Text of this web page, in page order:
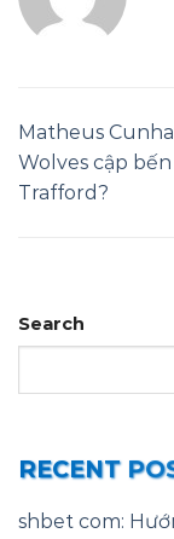
Matheus
Wolves cập
Trafford?
Search
RECENT
shbet com: